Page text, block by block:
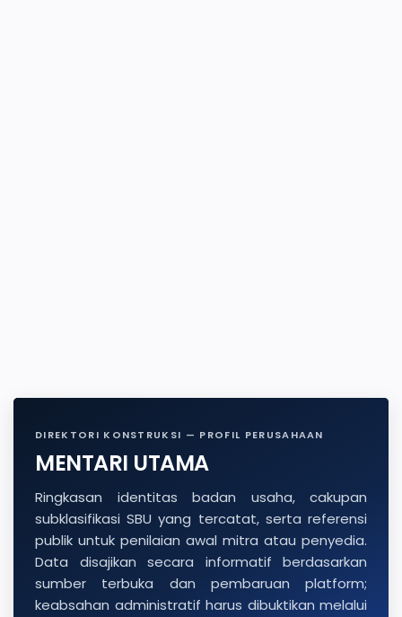
DIREKTORI KONSTRUKSI — PROFIL PERUSAHAAN
MENTARI UTAMA
Ringkasan identitas badan usaha, cakupan
subklasifikasi SBU yang tercatat, serta referensi
publik untuk penilaian awal mitra atau penyedia.
Data disajikan secara informatif berdasarkan
sumber terbuka dan pembaruan platform;
keabsahan administratif harus dibuktikan melalui